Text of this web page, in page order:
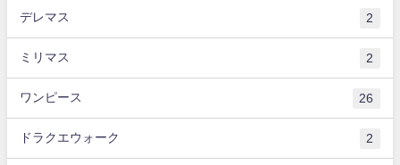
デレマス 2
ミリマス 2
ワンピース 26
ドラクエウォーク 2